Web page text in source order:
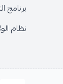
برنامج
نظام